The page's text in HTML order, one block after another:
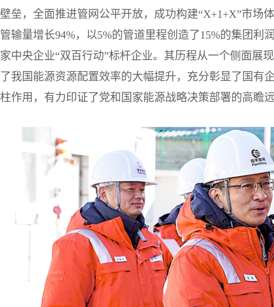
壁垒，全面推进管网公平开放，成功构建“X+1+X”市场
管输量增长94%，以5%的管道里程创造了15%的集团利
家中央企业“双百行动”标杆企业。其历程从一个侧面展
了我国能源资源配置效率的大幅提升，充分彰显了国有
柱作用，有力印证了党和国家能源战略决策部署的高瞻